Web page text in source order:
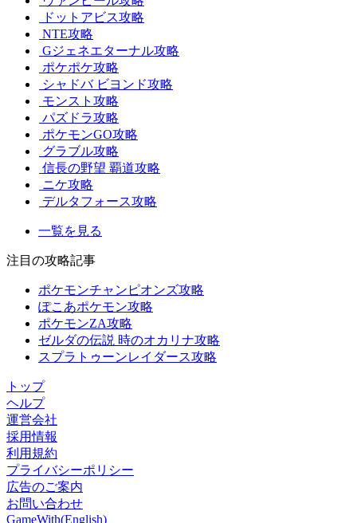
ドットアビス攻略
NTE攻略
Gジェネエターナル攻略
ポケポケ攻略
シャドバ ビヨンド攻略
モンスト攻略
パズドラ攻略
ポケモンGO攻略
グラブル攻略
信長の野望 覇道攻略
ニケ攻略
デルタフォース攻略
一覧を見る
注目の攻略記事
ポケモンチャンピオンズ攻略
ぽこあポケモン攻略
ポケモンZA攻略
ゼルダの伝説 時のオカリナ攻略
スプラトゥーンレイダース攻略
トップ
ヘルプ
運営会社
採用情報
利用規約
プライバシーポリシー
広告のご案内
お問い合わせ
GameWith(English)